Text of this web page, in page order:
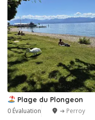
Plage du Plongeon
0 Évaluation ➔ Perroy